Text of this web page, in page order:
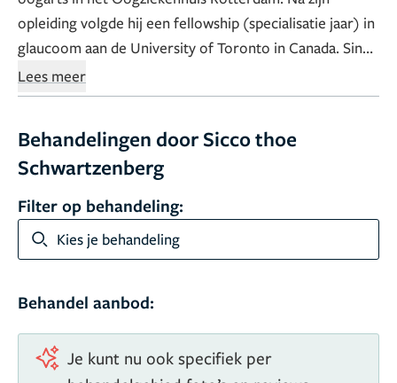
opleiding volgde hij een fellowship (specialisatie jaar) in
glaucoom aan de University of Toronto in Canada. Sinds
1999 werkt Sicco thoe Schwartzenberg in het Groene
Hart Ziekenhuis in Gouda als algemeen oogarts met
ontwikkelde hij zich verder in de refractiechirurgie.
Sinds 2013 is Sicco thoe Schwartzenberg voorzitter van
het Nederlands Gezelschap voor Refractie Chirurgie
(NGRC) en neemt hij zitting in de raad van deskundigen
van de ZKN.
Lees meer
Behandelingen door Sicco thoe
Schwartzenberg
Filter op behandeling:
Kies je behandeling
Behandel aanbod:
Je kunt nu ook specifiek per